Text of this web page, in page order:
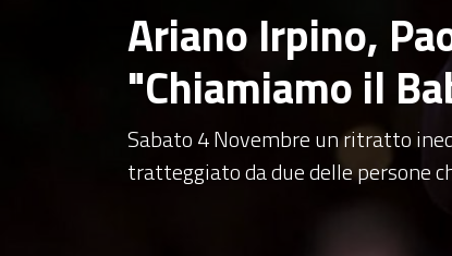
Ariano Irpino,
"Chiamiamo il
Sabato 4 Novembre un ritratto
tratteggiato da due delle persone